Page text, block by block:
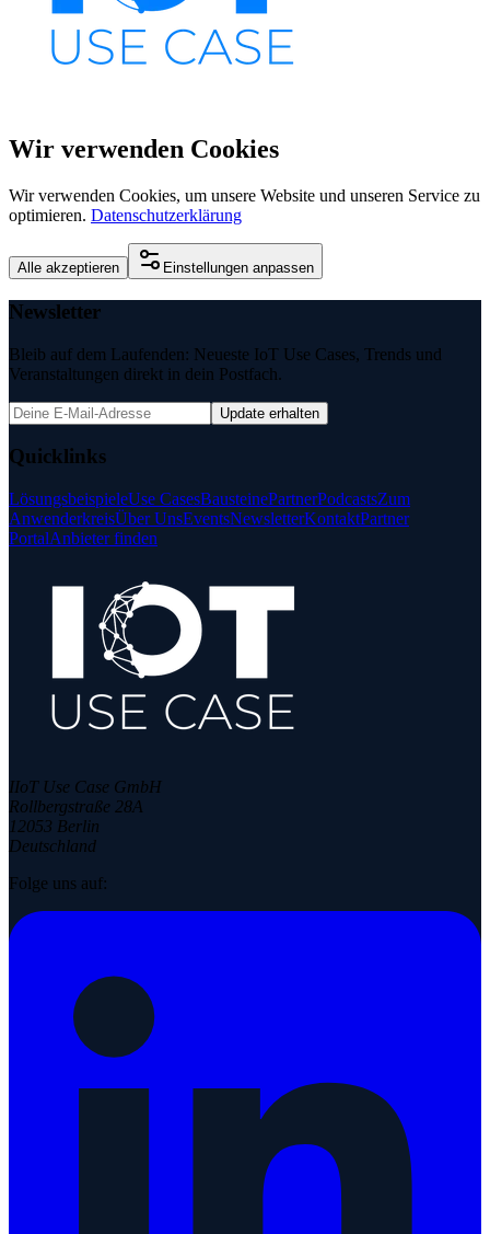
Wir verwenden Cookies
Wir verwenden Cookies, um unsere Website und unseren Service zu
optimieren. Datenschutzerklärung
Alle akzeptieren Einstellungen anpassen
Newsletter
Bleib auf dem Laufenden: Neueste IoT Use Cases, Trends und
Veranstaltungen direkt in dein Postfach.
Update erhalten
Quicklinks
LösungsbeispieleUse CasesBausteinePartnerPodcastsZum
AnwenderkreisÜber UnsEventsNewsletterKontaktPartner
PortalAnbieter finden
IIoT Use Case GmbH
Rollbergstraße 28A
12053 Berlin
Deutschland
Folge uns auf: